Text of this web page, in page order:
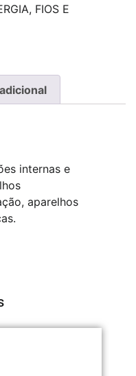
, FIOS E
internas e
aparelhos